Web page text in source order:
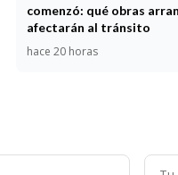
comenzó: qué obras
afectarán al tránsito
hace 20 horas